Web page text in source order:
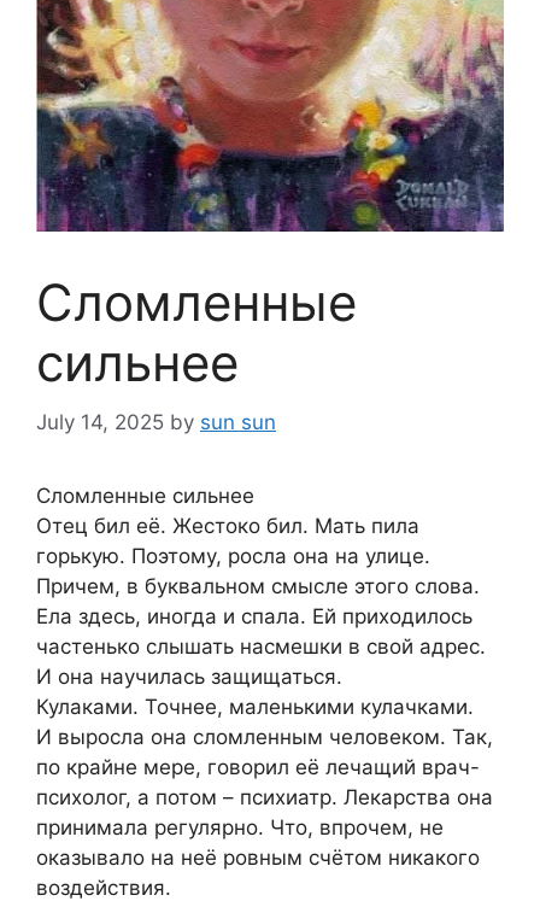
Сломленные
сильнее
July 14, 2025 by sun sun
Сломленные сильнее
Отец бил её. Жестоко бил. Мать пила
горькую. Поэтому, росла она на улице.
Причем, в буквальном смысле этого слова.
Ела здесь, иногда и спала. Ей приходилось
частенько слышать насмешки в свой адрес.
И она научилась защищаться.
Кулаками. Точнее, маленькими кулачками.
И выросла она cломленным человеком. Так,
по крайне мере, говорил её лечащий врач-
психолог, а потом – психиатр. Лекарства она
принимала регулярно. Что, впрочем, не
оказывало на неё ровным счётом никакого
воздействия.